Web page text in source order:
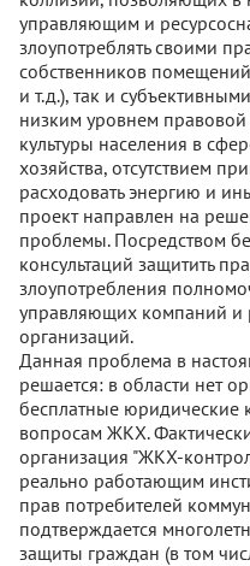
управляющим и
злоупотреблять своими
собственников
и т.д.), так и
низким уровнем
культуры населения в
хозяйства, отсутствием
расходовать энергию и
проект направлен на
проблемы. Посредством
консультаций защитить
злоупотребления
управляющих компаний и
организаций.
Данная проблема в
решается: в области нет
бесплатные юридические
вопросам ЖКХ.
организация "ЖКХ-
реально работающим
прав потребителей
подтверждается
защиты граждан (в том